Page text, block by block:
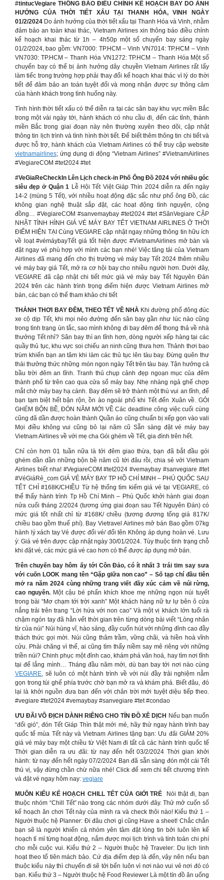
#tintucVegiare THÔNG BÁO ĐIỀU CHỈNH KẾ HOẠCH BAY DO ẢNH
HƯỞNG CỦA THỜI TIẾT XẤU TẠI THANH HÓA, VINH NGÀY
01/2/2024 Do ảnh hưởng của thời tiết xấu tại Thanh Hóa và Vinh, nhằm
đảm bảo an toàn khai thác, Vietnam Airlines xin thông báo điều chỉnh
kế hoạch khai thác từ 1h – 4h50p một số chuyến bay sáng ngày
01/2/2024, bao gồm: VN7000: TP.HCM – Vinh VN7014: TP.HCM – Vinh
VN7030: TP.HCM – Thanh Hóa VN1272: TP.HCM – Thanh Hóa Một số
chuyến bay có thể bị ảnh hưởng dây chuyền Vietnam Airlines rất lấy
làm tiếc trong trường hợp phải thay đổi kế hoạch khai thác vì lý do thời
tiết để đảm bảo an toàn tuyệt đối và mong nhận được sự thông cảm
của hành khách trong tình huống này.
Tình hình thời tiết xấu có thể diễn ra tại các sân bay khu vực miền Bắc
trong một vài ngày tới, hành khách có nhu cầu đi, đến các tỉnh, thành
miền Bắc trong giai đoạn này nên thường xuyên theo dõi, cập nhật
thông tin lịch trình và tình hình thời tiết. Để biết thêm thông tin chi tiết và
được hỗ trợ, hành khách của Vietnam Airlines có thể truy cập website
vietnamairlines; ứng dụng di động “Vietnam Airlines” #VietnamAirlines
#VegiareCOM #tet2024 #tet
#VeGiaReCheckIn Lên Lịch check-in Phố Ông Đồ 2024 với nhiều góc
siêu đẹp ở Quận 1 Lễ Hội Tết Việt Giáp Thìn 2024 diễn ra đến ngày
14-2 (mùng 5 Tết), với nhiều hoạt động đặc sắc như phố ông Đồ, các
không gian nghệ thuật sắp đặt, các hoạt động tình nguyện, cộng
đồng… #VegiareCOM #sanvemaybay #tet2024 #tet #SănVegiare CẬP
NHẬT TÌNH HÌNH GIÁ VÉ MÁY BAY TẾT VIETNAM AIRLINES Ở THỜI
ĐIỂM HIỆN TẠI Cùng VEGIARE cập nhật ngay những thông tin hữu ích
về loạt #vémáybayTết giá tốt hiện được #VietnamAirlines mở bán và
đặt ngay vé phù hợp với mình các bạn nhé! Việc tăng tải của Vietnam
Airlines đã mang đến cho thị trường vé máy bay Tết 2024 thêm nhiều
vé máy bay giá Tết, mở ra cơ hội bay cho nhiều người hơn. Dưới đây,
VEGIARE đã cập nhật chi tiết mức giá vé máy bay Tết Nguyên Đán
2024 trên các hành trình trọng điểm hiện được Vietnam Airlines mở
bán, các bạn có thể tham khảo chi tiết
THẢNH THƠI BAY ĐÊM, THEO TẾT VỀ NHÀKhi đường phố đông đúc
xe cộ dịp Tết, khi mọi nẻo đường đến sân bay gần như lúc nào cũng
trong tình trạng ùn tắc, sao mình không đi bay đêm để thong thả về nhà
thưởng Tết nhỉ? Sân bay thì an tĩnh hơn, dòng người xếp hàng tại các
quầy thủ tục, khu vực soi chiếu an ninh cũng thưa hơn. Thảnh thơi bao
trùm khiến bạn an tâm khi làm các thủ tục lên tàu bay. Đừng quên thư
thái thưởng thức những món ngon ngày Tết trên tàu bay. Tận hưởng cả
bầu trời đêm an tĩnh. Tranh thủ chụp cảnh đẹp ngoạn mục của đêm
thành phố từ trên cao qua cửa sổ máy bay. Nhẹ nhàng ngả ghế chợp
mắt chờ máy bay hạ cánh. Bay đêm sẽ trở thành một thú vui an tĩnh, để
bạn tạm biệt hết bận rộn, ồn ào ngoài phố khi Tết đến Xuân về. GÓI
GHÉM BỘN BỀ, ĐÓN NĂM MỚI VỀ Các deadline công việc cuối cùng
cũng đã dần được hoàn thành Quần áo cũng chuẩn bị xếp gọn vào vali
Mọi điều không vui cũng bỏ lại năm cũ Sẵn sàng đặt vé máy bay
Vietnam Airlines về với mẹ cha Gói ghém về Tết, gia đình trên hết.
Chỉ còn hơn 01 tuần nữa là tới đêm giao thừa, bạn đã bắt đầu gói
ghém dần dần những bộn bề năm cũ tới đâu rồi, chia sẻ với Vietnam
Airlines biết nha! #VegiareCOM #tet2024 #vemaybay #sanvegiare #tet
#VéGiáRẻ_com GIÁ VÉ MÁY BAY TP HỒ CHÍ MINH – PHÚ QUỐC SAU
TẾT CHỈ #168K/CHIỀU Từ hệ thống tìm kiếm giá vé tại VEGIARE, có
thể thấy hành trình Tp Hồ Chí Minh – Phú Quốc khởi hành giai đoạn
nửa cuối tháng 2/2024 (tương ứng giai đoạn sau Tết Nguyên Đán) có
mức giá tốt nhất chỉ từ #168K/ chiều (tương đương tổng giá 817K/
chiều bao gồm thuế phí). Bay Vietravel Airlines mở bán Bao gồm 07kg
hành lý xách tay Vé được đổi vé/ đổi tên Không áp dụng hoàn vé. Lưu
ý: Giá vé trên được cập nhật ngày 30/01/2024. Tùy thuộc tình trạng chỗ
khi đặt vé, các mức giá vé cao hơn có thể được áp dụng mở bán.
Trên chuyến bay hôm ấy tới Côn Đảo, có ít nhất 3 trái tim say sưa
với cuốn LOOK mang tên “Gặp giữa non cao” – Số tạp chí đầu tiên
mở ra năm 2024 cùng những trang viết đầy xúc cảm về núi rừng,
cao nguyên. Một cậu bé phấn khích khoe mẹ những ngọn núi tuyết
trong bài “Mơ chạm tới trời xanh” Một khách hàng nữ tư lự bên ô cửa
nắng trải trên trang “Lời hứa với non cao” Và một vị khách lớn tuổi rà
chậm ngón tay đã hằn vết thời gian trên từng dòng bài viết “Lòng nhân
từ của núi” Núi hùng vĩ, hào sảng, đầy cuốn hút với những đỉnh cao đầy
thách thức gọi mời. Núi cũng thâm trầm, vững chãi, và hiền hoà vĩnh
cửu. Phải chăng vì thế, ai cũng tìm thấy niềm say mê riêng với những
triền núi? Chinh phục một đỉnh cao, khám phá văn hoá, hay tìm nơi tĩnh
tại để lắng mình… Tháng đầu năm mới, dù bạn bay tới nơi nào cùng
VEGIARE, sẽ luôn có một hành trình về với núi đầy trải nghiệm nằm
gọn trong túi ghế phía trước chờ bạn mở ra và khám phá. Biết đâu, đó
lại là khởi nguồn đưa bạn đến với chân trời mới tuyệt diệu tiếp theo.
#vegiare #tet2024 #vemaybay #sanvegiare #tet #condao
ƯU ĐÃI VÔ ĐỊCH DÀNH RIÊNG CHO TÍN ĐỒ XÊ DỊCH Nếu bạn muốn
“đổi gió”, đón Tết Giáp Thìn thật mới mẻ, hãy thử ngay hành trình bay
quốc tế mùa Tết này và Vietnam Airlines tặng bạn: Ưu đãi GIẢM 20%
giá vé máy bay một chiều từ Việt Nam đi tất cả các hành trình quốc tế
Thời gian diễn ra ưu đãi: từ nay đến hết 03/2/2024 Thời gian khởi
hành: từ nay đến hết ngày 07/2/2024 Bạn đã sẵn sàng đón một cái Tết
thú vị, vậy đừng chần chừ nữa nhé! Click để xem chi tiết chương trình
và đặt vé ngay hôm nay: vegiare
MUÔN KIỂU KẾ HOẠCH CHILL TẾT CỦA GIỚI TRẺ ️
Nói thật đi, bạn
thuộc nhóm “Chill Tết” nào trong các nhóm dưới đây. Thử mở cuốn sổ
kế hoạch ăn chơi Tết này của mình ra và check thôi nào! Kiểu thứ 1 –
Người thuộc hệ Planner: Đi đâu chơi gì cũng Have a sheet! Chắc chắn
bạn sẽ là người khiến cả nhóm yên tâm đặt lòng tin bởi luôn lên kế
hoạch tỉ mỉ từng hoạt động, nắm được mọi lịch trình và tính toán chi phí
cho mỗi cuộc vui. Kiểu thứ 2 – Người thuộc hệ Traveler: Du lịch linh
hoạt theo tổ tiên mách bảo. Cứ địa điểm đẹp là đến, vậy nên nếu bạn
thuộc kiểu này thì chuyến đi sẽ tới bến luôn vì nơi nào vui vẻ nơi đó có
bạn. Kiểu thứ 3 – Người thuộc hệ Food Reviewer Là một tín đồ ăn uống